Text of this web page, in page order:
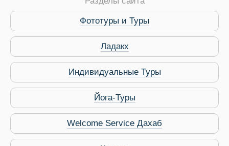
Фототуры и Туры
Ладакх
Индивидуальные Туры
Йога-Туры
Welcome Service Дахаб